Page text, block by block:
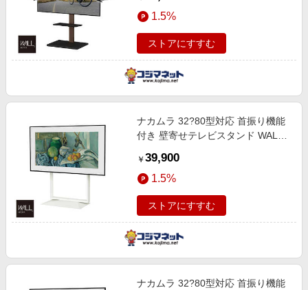
1.5%
ストアにすすむ
ナカムラ 32?80型対応 首振り機能
付き 壁寄せテレビスタンド WALL
WLTV45111
￥ 39,900
1.5%
ストアにすすむ
ナカムラ 32?80型対応 首振り機能